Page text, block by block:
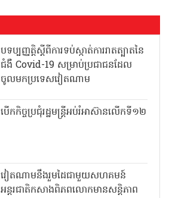
បទប្បញ្ញត្តិស្តីពីការទប់ស្កាត់ការរាតត្បាតនៃ
ជំងឺ Covid-19 សម្រាប់ប្រជាជនដែល
ចូលមកប្រទេសវៀតណាម
បើកកិច្ចប្រជុំរដ្ឋមន្ត្រីអប់រំអាស៊ានលើកទី១២
វៀតណាមនឹងរួមដៃជាមួយសហគមន៍
អន្តរជាតិកសាងពិភពលោកមានសន្តិភាព